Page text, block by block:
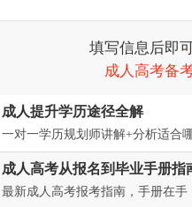
填写信息后即
成人高考备
成人提升学历途径全解
一对一学历规划师讲解+分析适合
成人高考从报名到毕业手册指
最新成人高考报考指南，手册在手